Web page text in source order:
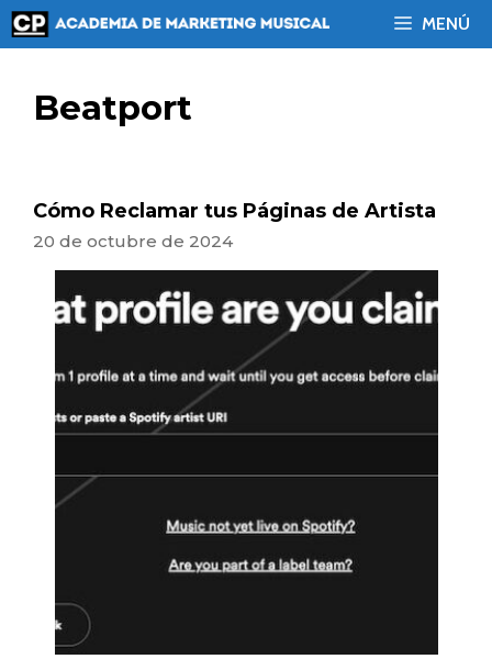
Saltar
al
contenido
MENÚ
Beatport
Cómo Reclamar tus Páginas de Artista
20 de octubre de 2024